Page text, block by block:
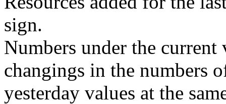
sign.
Numbers under the
changings in the numbers
yesterday values at the